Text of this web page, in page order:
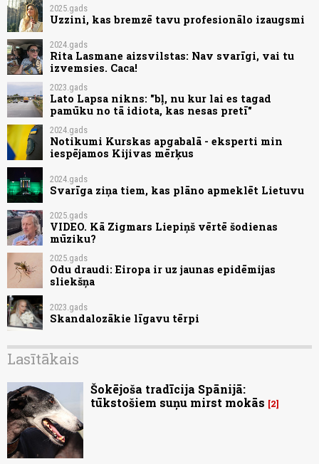
2025.gads
Uzzini, kas bremzē tavu profesionālo izaugsmi
2024.gads
Rita Lasmane aizsvilstas: Nav svarīgi, vai tu
izvemsies. Caca!
2023.gads
Lato Lapsa nikns: "bļ, nu kur lai es tagad
pamūku no tā idiota, kas nesas pretī"
2024.gads
Notikumi Kurskas apgabalā - eksperti min
iespējamos Kijivas mērķus
2024.gads
Svarīga ziņa tiem, kas plāno apmeklēt Lietuvu
2025.gads
VIDEO. Kā Zigmars Liepiņš vērtē šodienas
mūziku?
2025.gads
Odu draudi: Eiropa ir uz jaunas epidēmijas
sliekšņa
2023.gads
Skandalozākie līgavu tērpi
Lasītākais
Šokējoša tradīcija Spānijā:
tūkstošiem suņu mirst mokās
2